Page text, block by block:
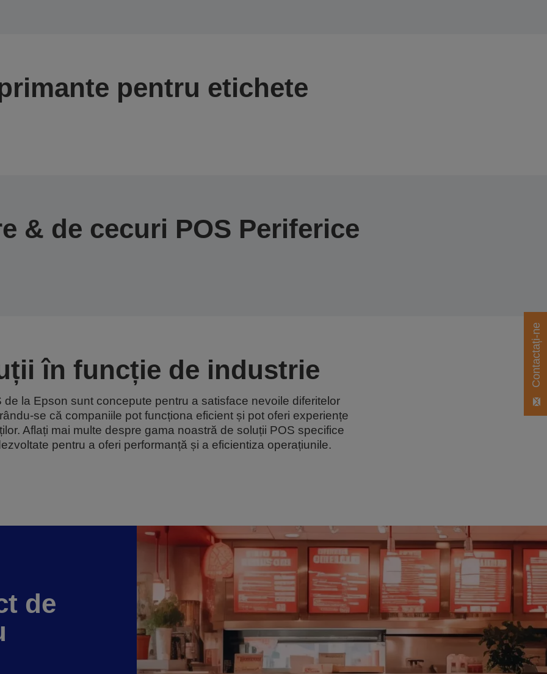
pentru etichete
& de cecuri POS Periferice
în funcție de industrie
de la Epson sunt concepute pentru a satisface nevoile diferitelor
se că companiile pot funcționa eficient și pot oferi experiențe
Aflați mai multe despre gama noastră de soluții POS specifice
pentru a oferi performanță și a eficientiza operațiunile.
de
Contactați-ne